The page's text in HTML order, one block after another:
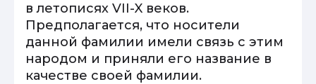
в летописях VII-X веков.
Предполагается, что носители
данной фамилии имели связь с этим
народом и приняли его название в
качестве своей фамилии.